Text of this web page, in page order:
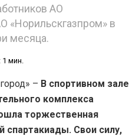
АО
«Норильскгазпром» в
месяца.
мин.
– В спортивном зале
комплекса
торжественная
спартакиады. Свои силу,